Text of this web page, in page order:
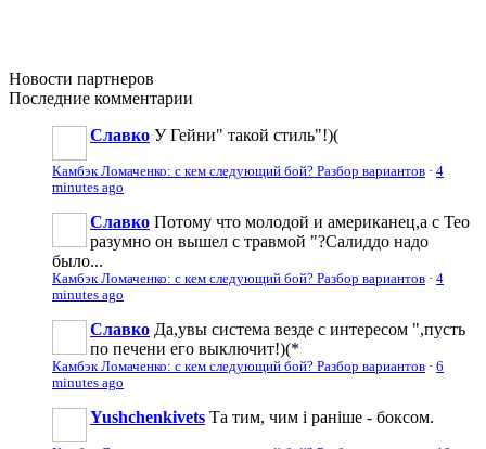
Новости партнеров
Последние комментарии
Славко У Гейни" такой стиль"!)(
Камбэк Ломаченко: с кем следующий бой? Разбор вариантов · 4
minutes ago
Славко Потому что молодой и американец,а с Тео
разумно он вышел с травмой "?Салиддо надо
было...
Камбэк Ломаченко: с кем следующий бой? Разбор вариантов · 4
minutes ago
Славко Да,увы система везде с интересом ",пусть
по печени его выключит!)(*
Камбэк Ломаченко: с кем следующий бой? Разбор вариантов · 6
minutes ago
Yushchenkivets Та тим, чим і раніше - боксом.